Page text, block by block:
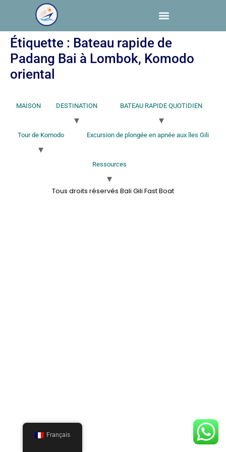
Étiquette : Bateau rapide de
Padang Bai à Lombok, Komodo
oriental
MAISON DESTINATION BATEAU RAPIDE QUOTIDIEN
Tour de Komodo Excursion de plongée en apnée aux îles Gili
Ressources
Tous droits réservés Bali Gili Fast Boat
Français